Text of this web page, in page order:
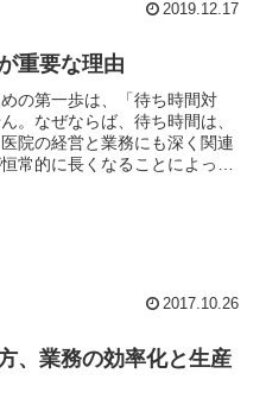
2019.12.17
重要な理由
の第一歩は、「待ち時間対
。なぜならば、待ち時間は、
院の経営と業務にも深く関連
常的に長くなることによって
2017.10.26
、業務の効率化と生産